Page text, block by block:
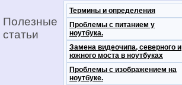
Полезные
статьи
Термины и определения
Проблемы с питанием у
ноутбука.
Замена видеочипа, северного и
южного моста в ноутбуках
Проблемы с изображением на
ноутбуке.